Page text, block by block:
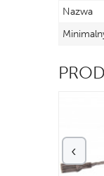
Nazwa
‹